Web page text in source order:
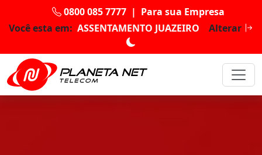
0800 085 7777 | Para sua Empresa
Você esta em: ASSENTAMENTO JUAZEIRO Alterar